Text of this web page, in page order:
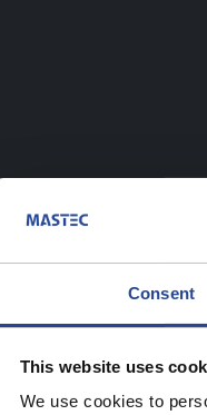
Consent
This website uses
We use cookies to